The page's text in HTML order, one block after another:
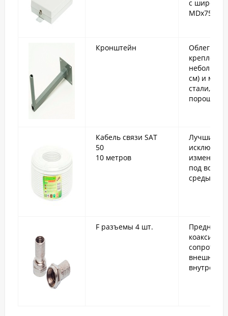
с
MDх75
Кронштейн
см) и
стали,
Кабель связи SAT
50
10 метров
Лучшие
под
среды.
F разъемы 4 шт.
внешней